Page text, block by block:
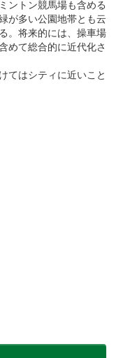
ントン競馬場も含める
が多い公園地帯とも云
。将来的には、操車場
めて総合的に近代化さ
てはシティに近いこと